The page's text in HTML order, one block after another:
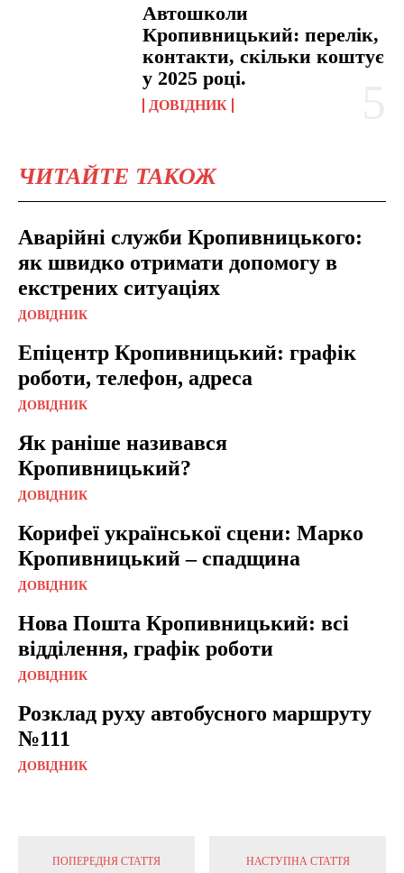
Автошколи
Кропивницький: перелік,
контакти, скільки коштує
у 2025 році.
ДОВІДНИК
ЧИТАЙТЕ ТАКОЖ
Аварійні служби Кропивницького:
як швидко отримати допомогу в
екстрених ситуаціях
ДОВІДНИК
Епіцентр Кропивницький: графік
роботи, телефон, адреса
ДОВІДНИК
Як раніше називався
Кропивницький?
ДОВІДНИК
Корифеї української сцени: Марко
Кропивницький – спадщина
ДОВІДНИК
Нова Пошта Кропивницький: всі
відділення, графік роботи
ДОВІДНИК
Розклад руху автобусного маршруту
№111
ДОВІДНИК
ПОПЕРЕДНЯ СТАТТЯ НАСТУПНА СТАТТЯ